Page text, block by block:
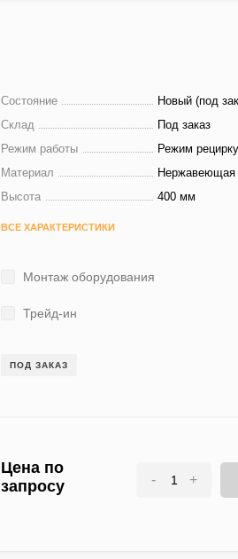
Состояние
Новый (под
Склад
Под заказ
Режим работы
Режим
Материал
Нержавеющая
Высота
400 мм
ВСЕ ХАРАКТЕРИСТИКИ
Монтаж оборудования
Трейд-ин
ПОД ЗАКАЗ
Цена по
запросу
- +